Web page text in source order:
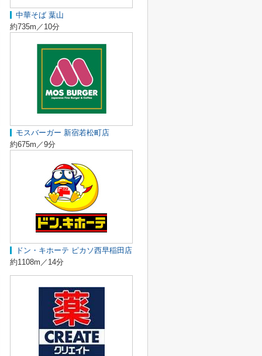
中華そば 葉山
約735m／10分
モスバーガー 新宿若松町店
約675m／9分
ドン・キホーテ ピカソ西早稲田店
約1108m／14分